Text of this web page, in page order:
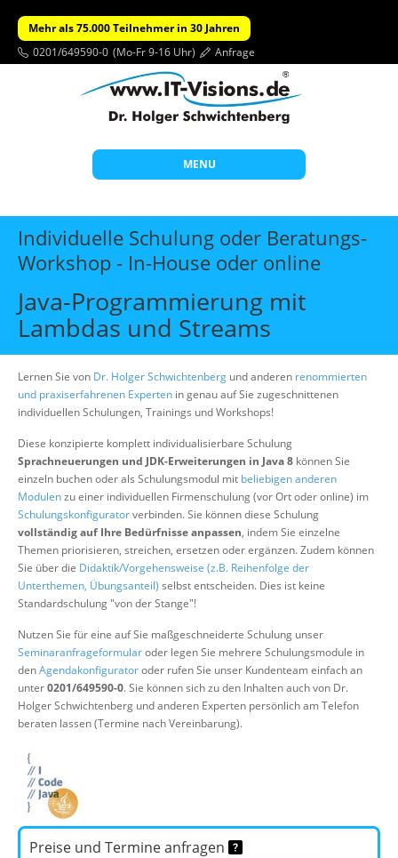
Mehr als 75.000 Teilnehmer in 30 Jahren
0201/649590-0 (Mo-Fr 9-16 Uhr) Anfrage
MENU
Start
Themen
Individuelle Schulungen
Wissen
Über uns
Suche
Individuelle Schulung oder Beratungs-
Workshop - In-House oder online
Java-Programmierung mit
Lambdas und Streams
Lernen Sie von Dr. Holger Schwichtenberg und anderen renommierten
und praxiserfahrenen Experten in genau auf Sie zugeschnittenen
individuellen Schulungen, Trainings und Workshops!
Diese konzipierte komplett individualisierbare Schulung
Sprachneuerungen und JDK-Erweiterungen in Java 8 können Sie
einzeln buchen oder als Schulungsmodul mit beliebigen anderen
Modulenzu einer individuellen Firmenschulung (vor Ort oder online) im
Schulungskonfiguratorverbinden. Sie können diese Schulung
vollständig auf Ihre Bedürfnisse anpassen, indem Sie einzelne
Themen priorisieren, streichen, ersetzen oder ergänzen. Zudem können
Sie über die Didaktik/Vorgehensweise (z.B. Reihenfolge der
Unterthemen, Übungsanteil) selbst entscheiden. Dies ist keine
Standardschulung "von der Stange"!
Nutzen Sie für eine auf Sie maßgeschneiderte Schulung unser
Seminaranfrageformularoder legen Sie mehrere Schulungsmodule in
denAgendakonfiguratoroder rufen Sie unser Kundenteam einfach an
unter0201/649590-0. Sie können sich zu den Inhalten auch von Dr.
Holger Schwichtenberg und anderen Experten persönlich am Telefon
beraten lassen (Termine nach Vereinbarung).
Preise und Termine anfragen